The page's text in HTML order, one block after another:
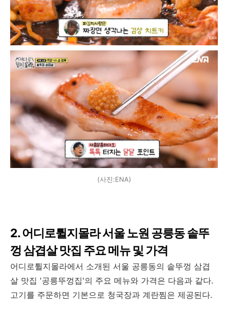
(사진:ENA)
2. 어디로튈지몰라 서울 노원 공릉동 솥뚜
껑 삼겹살 맛집 주요 메뉴 및 가격
어디로튈지몰라에서 소개된 서울 공릉동의 솥뚜껑 삼겹
살 맛집 '공릉뚜껑집'의 주요 메뉴와 가격은 다음과 같다.
고기를 주문하면 기본으로 청국장과 계란찜은 제공된다.